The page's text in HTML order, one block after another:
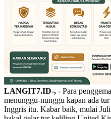
LANGIT7.ID-, - Para
menunggu-nunggu kapan ada
Inggris itu. Kabar baik, mulai